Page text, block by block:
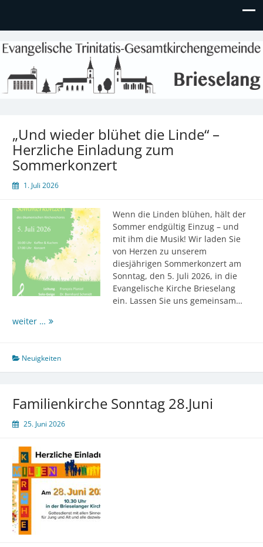
Evangelische Kirchengemeinde
Brieselang
Informationen zu Veranstaltungen, Gemeindeleben und
unserem Kindergarten
„Und wieder blühet die Linde“ –
Herzliche Einladung zum
Sommerkonzert
1. Juli 2026
Wenn die Linden blühen, hält der
Sommer endgültig Einzug – und
mit ihm die Musik! Wir laden Sie
von Herzen zu unserem
diesjährigen Sommerkonzert am
Sonntag, den 5. Juli 2026, in die
Evangelische Kirche Brieselang
ein. Lassen Sie uns gemeinsam…
weiter … „Und
die
Linde“
Einladung
zum
Neuigkeiten
Familienkirche Sonntag 28.Juni
25. Juni 2026